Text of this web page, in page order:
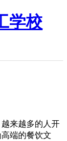
来越多的人开
端的餐饮文